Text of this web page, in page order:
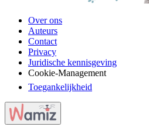
Over ons
Auteurs
Contact
Privacy
Juridische kennisgeving
Cookie-Management
Toegankelijkheid